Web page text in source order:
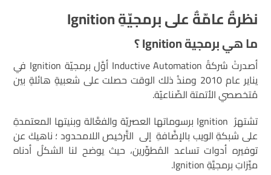
نظرةٌ عامّةٌ على برمجيّةِIgnition
ما هي برمجيةIgnition؟
أصدرتْ شركةُ Inductive Automation أوَّل برمجيّة Ignition في
يناير عام 2010 ومنذُ ذلك الوقت حصلت على شعبيةٍ هائلةٍ بين
مُتخصصي الأتمتة الصِّناعيّة.
تشتهرُ Ignition برسوماتها العصريّة والفعَّالة وبنيتها المعتمدةِ
على شبكةِ الويب بالإضَّافةِ إلى التَّرخيص اللامحدود ؛ ناهيكَ عن
توفيره أدوات تساعد المُطوِّرين، حيث يوضح لنا الشكلُ أدناه
ميِّزاتِ برمجيَّةِ Ignition.